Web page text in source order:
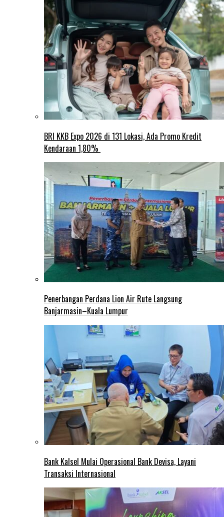
BRI KKB Expo 2026 di 131 Lokasi, Ada Promo Kredit
Kendaraan 1,80%
Penerbangan Perdana Lion Air Rute Langsung
Banjarmasin–Kuala Lumpur
Bank Kalsel Mulai Operasional Bank Devisa, Layani
Transaksi Internasional